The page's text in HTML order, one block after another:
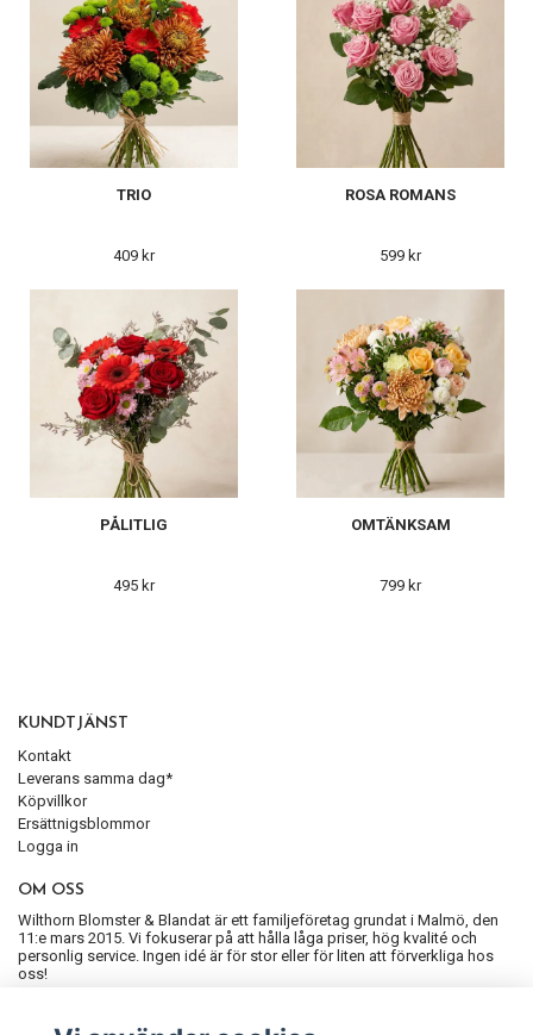
TRIO
409 kr
ROSA ROMANS
599 kr
PÅLITLIG
495 kr
OMTÄNKSAM
799 kr
KUNDTJÄNST
Kontakt
Leverans samma dag*
Köpvillkor
Ersättnigsblommor
Logga in
OM OSS
Wilthorn Blomster & Blandat är ett familjeföretag grundat i Malmö, den
11:e mars 2015. Vi fokuserar på att hålla låga priser, hög kvalité och
personlig service. Ingen idé är för stor eller för liten att förverkliga hos
oss!